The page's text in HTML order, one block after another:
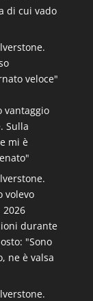
di cui vado
veloce"
vantaggio
Sulla
mi è
volevo
2026
durante
"Sono
ne è valsa